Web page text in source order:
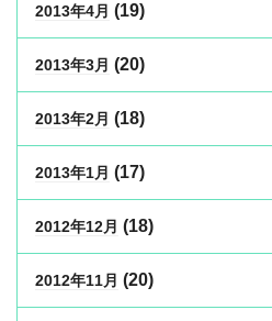
2013年4月 (19)
2013年3月 (20)
2013年2月 (18)
2013年1月 (17)
2012年12月 (18)
2012年11月 (20)